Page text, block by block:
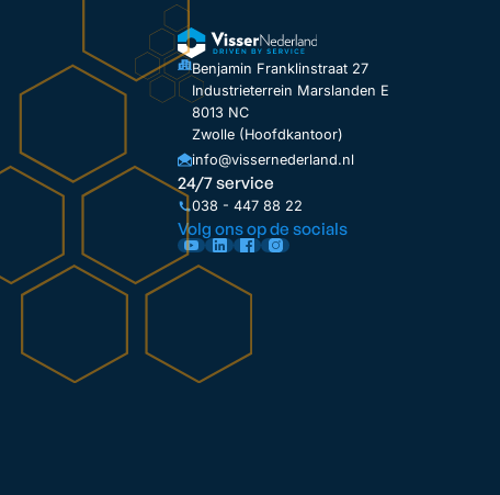
Benjamin Franklinstraat 27
Industrieterrein Marslanden E
8013 NC
Zwolle (Hoofdkantoor)
info@vissernederland.nl
24/7 service
038 - 447 88 22
Volg ons op de socials